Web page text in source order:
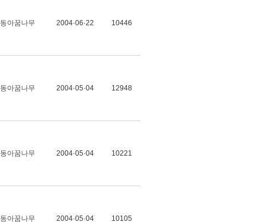
동아꿈나무 2004·06·22 10446
동아꿈나무 2004·05·04 12948
동아꿈나무 2004·05·04 10221
동아꿈나무 2004·05·04 10105